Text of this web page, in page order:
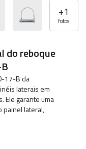
+1
fotos
do reboque
17-B da
laterais em
Ele garante uma
painel lateral,